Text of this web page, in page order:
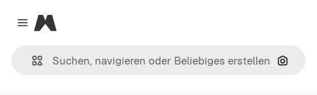
Close menu
Magnific
Nach